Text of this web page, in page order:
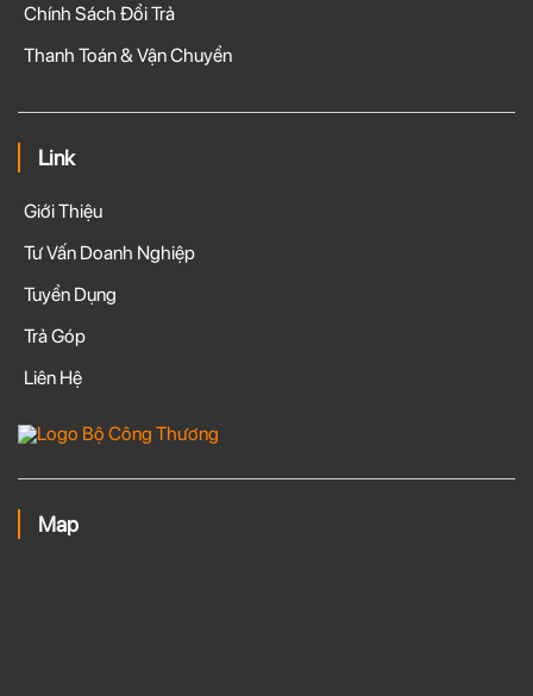
Chính Sách Đổi Trả
Thanh Toán & Vận Chuyển
Link
Giới Thiệu
Tư Vấn Doanh Nghiệp
Tuyển Dụng
Trả Góp
Liên Hệ
Map